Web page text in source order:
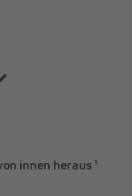
innen heraus ¹